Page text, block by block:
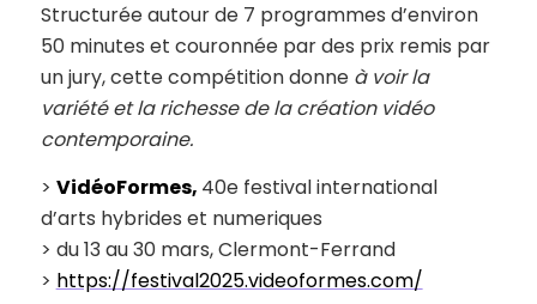
Structurée autour de 7 programmes d’environ
50 minutes et couronnée par des prix remis par
un jury, cette compétition donne à voir la
variété et la richesse de la création vidéo
contemporaine.
> VidéoFormes, 40e festival international
d’arts hybrides et numeriques
> du 13 au 30 mars, Clermont-Ferrand
> https://festival2025.videoformes.com/